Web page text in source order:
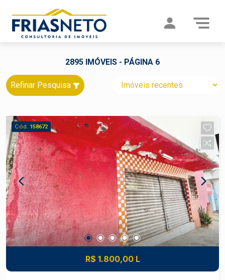
2895 IMÓVEIS - PÁGINA 6
Refinar Pesquisa
Cód. 158672
R$ 1.800,00 L